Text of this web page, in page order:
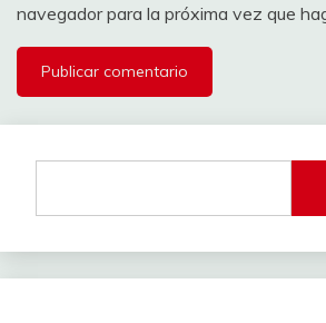
navegador para la próxima vez que